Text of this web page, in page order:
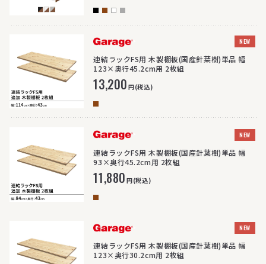
> NEW
連結ラックFS用 木製棚板(国産針葉樹)単品 幅
123×奥行45.2cm用 2枚組
13,200円(税込)
> NEW
連結ラックFS用 木製棚板(国産針葉樹)単品 幅
93×奥行45.2cm用 2枚組
11,880円(税込)
> NEW
連結ラックFS用 木製棚板(国産針葉樹)単品 幅
123×奥行30.2cm用 2枚組